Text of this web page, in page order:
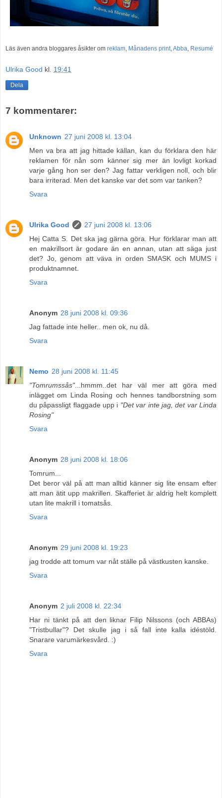
Läs även andra bloggares åsikter om reklam, Månadens print,Abba, Resumé
Ulrika Good kl. 19:41
Dela
7 kommentarer:
Unknown 27 juni 2008 kl. 13:04
Men va bra att jag hittade källan, kan du förklara den här
reklamen för nån som känner sig mer än lovligt korkad
varje gång hon ser den? Jag fattar verkligen noll, och blir
bara irriterad. Men det kanske var det som var tanken?
Svara
Ulrika Good
27 juni 2008 kl. 13:06
Hej Catta S. Det ska jag gärna göra. Hur förklarar man att
en makrillsort är godare än en annan, utan att säga just
det? Jo, genom att väva in orden SMASK och MUMS i
produktnamnet.
Svara
Anonym 28 juni 2008 kl. 09:36
Jag fattade inte heller.. men ok, nu då.
Svara
Nemo 28 juni 2008 kl. 11:45
"Tomrumssås"...hmmm..det har väl mer att göra med
inlägget om Linda Rosing och hennes tandborstning som
du påpassligt flaggade upp i "Det var inte jag, det var Linda
Rosing"
Svara
Anonym 28 juni 2008 kl. 18:06
Tomrum...
Det beror väl på att man alltid känner sig lite ensam efter
att man ätit upp makrillen. Skafferiet är aldrig helt komplett
utan lite makrill i tomatsås.
Svara
Anonym 29 juni 2008 kl. 19:23
jag trodde att tomum var nåt ställe på västkusten kanske.
Svara
Anonym 2 juli 2008 kl. 22:34
Har ni tänkt på att den liknar Filip Nilssons (och ABBAs)
"Tristbullar"? Det skulle jag i så fall inte kalla idéstöld.
Snarare varumärkesvård. :)
Svara